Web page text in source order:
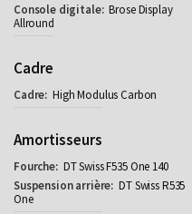
Brose Display
Allround
Cadre
High Modulus Carbon
Amortisseurs
DT Swiss F535 One 140
DT Swiss R535
One